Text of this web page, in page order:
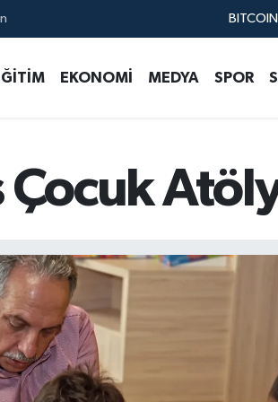
EKONOMİ MEDYA SPOR
Çocuk